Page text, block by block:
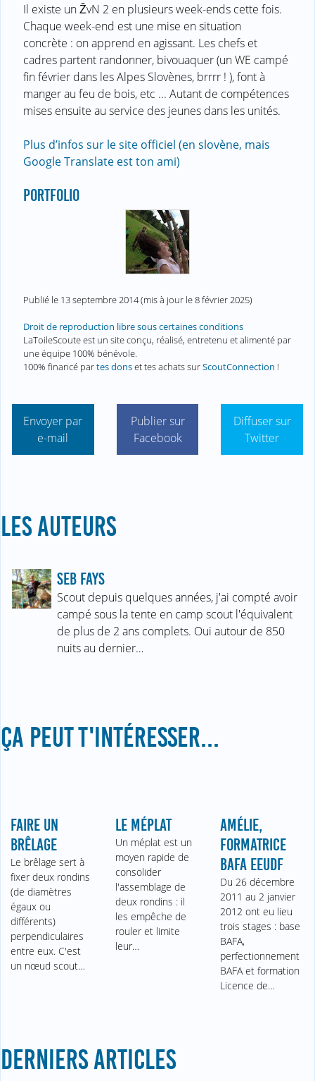
Il existe un ŽvN 2 en plusieurs week-ends cette fois.
Chaque week-end est une mise en situation
concrète : on apprend en agissant. Les chefs et
cadres partent randonner, bivouaquer (un WE campé
fin février dans les Alpes Slovènes, brrrr ! ), font à
manger au feu de bois, etc ... Autant de compétences
mises ensuite au service des jeunes dans les unités.
Plus d’infos sur le site officiel (en slovène, mais
Google Translate est ton ami)
PORTFOLIO
Publié le 13 septembre 2014(mis à jour le8 février 2025)
Droit de reproduction libre sous certaines conditions
LaToileScoute est un site conçu, réalisé, entretenu et alimenté par
une équipe 100% bénévole.
100% financé partes donset tes achats surScoutConnection !
Envoyer par
e-mail
Publier sur
Facebook
Diffuser sur
Twitter
LES AUTEURS
SEB FAYS
Scout depuis quelques années, j'ai compté avoir
campé sous la tente en camp scout l'équivalent
de plus de 2 ans complets. Oui autour de 850
nuits au dernier…
ÇA PEUT T'INTÉRESSER...
FAIRE UN
BRÊLAGE
Le brêlage sert à
fixer deux rondins
(de diamètres
égaux ou
différents)
perpendiculaires
entre eux. C'est
un nœud scout…
LE MÉPLAT
Un méplat est un
moyen rapide de
consolider
l'assemblage de
deux rondins : il
les empêche de
rouler et limite
leur…
AMÉLIE,
FORMATRICE
BAFA EEUDF
Du 26 décembre
2011 au 2 janvier
2012 ont eu lieu
trois stages : base
BAFA,
perfectionnement
BAFA et formation
Licence de…
DERNIERS ARTICLES